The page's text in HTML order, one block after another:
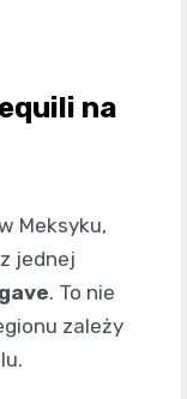
na
Meksyku,
jednej
. To nie
zależy